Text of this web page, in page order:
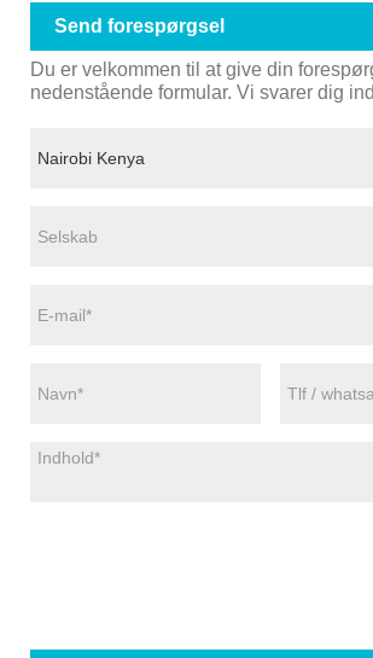
Send forespørgsel
Du er velkommen til at give din
nedenstående formular. Vi svarer dig